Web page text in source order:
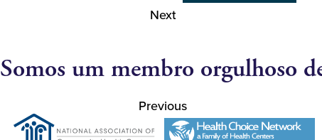
Next
Somos um membro orgulhoso
Previous